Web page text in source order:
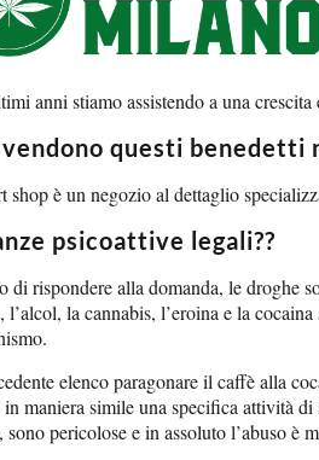
anni stiamo assistendo a una
vendono questi benedetti
shop è un negozio al dettaglio
psicoattive legali??
di rispondere alla domanda, le droghe
l’alcol, la cannabis, l’eroina e la
elenco paragonare il caffè alla
in maniera simile una specifica attività
sono pericolose e in assoluto l’abuso è